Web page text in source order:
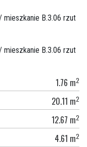
1.76 m2
20.11 m2
12.67 m2
4.61 m2